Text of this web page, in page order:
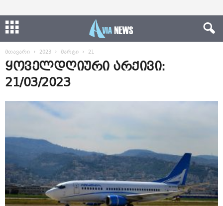
მთავარი 2023 მარტი 21
ყოველდღიური არქივი:
21/03/2023